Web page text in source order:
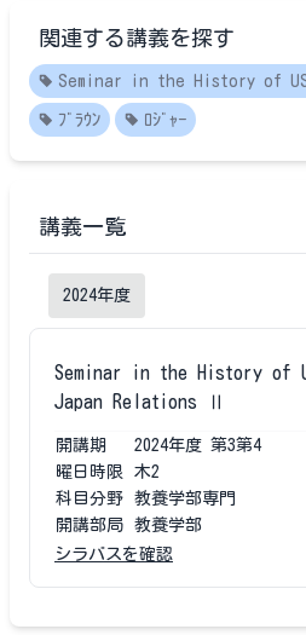
関連する講義を探す
Seminar in the History of
ﾌﾞﾗｳﾝ ﾛｼﾞｬｰ
講義一覧
2024年度
Seminar in the History of
Japan Relations Ⅱ
開講期 2024年度 第3第4
曜日時限
木2
科目分野
教養学部専門
開講部局
教養学部
シラバスを確認